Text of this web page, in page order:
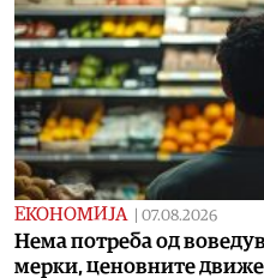
ЕКОНОМИЈА 07.08.2026
Нема потреба од
мерки, ценовните